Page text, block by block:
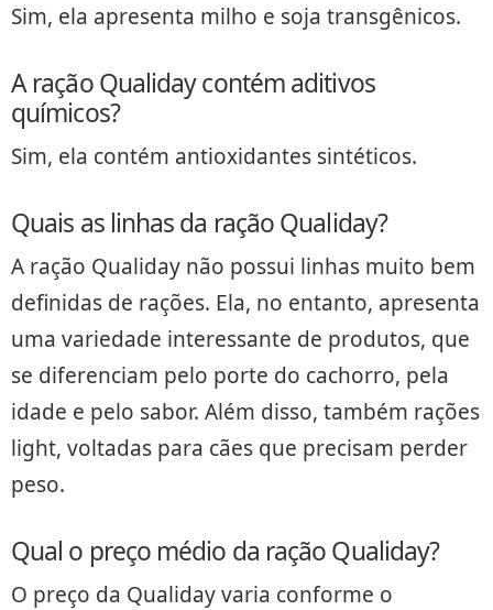
Sim, ela apresenta milho e soja transgênicos.
A ração Qualiday contém aditivos
químicos?
Sim, ela contém antioxidantes sintéticos.
Quais as linhas da ração Qualiday?
A ração Qualiday não possui linhas muito bem
definidas de rações. Ela, no entanto, apresenta
uma variedade interessante de produtos, que
se diferenciam pelo porte do cachorro, pela
idade e pelo sabor. Além disso, também rações
light, voltadas para cães que precisam perder
peso.
Qual o preço médio da ração Qualiday?
O preço da Qualiday varia conforme o